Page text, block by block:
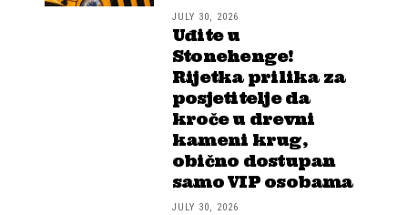
JULY 30, 2026
Uđite u
Stonehenge!
Rijetka prilika za
posjetitelje da
kroče u drevni
kameni krug,
obično dostupan
samo VIP osobama
JULY 30, 2026